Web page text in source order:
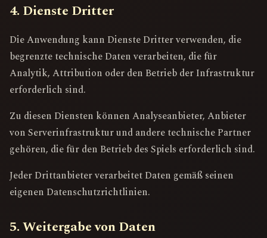
4. Dienste Dritter
Die Anwendung kann Dienste Dritter verwenden, die
begrenzte technische Daten verarbeiten, die für
Analytik, Attribution oder den Betrieb der Infrastruktur
erforderlich sind.
Zu diesen Diensten können Analyseanbieter, Anbieter
von Serverinfrastruktur und andere technische Partner
gehören, die für den Betrieb des Spiels erforderlich sind.
Jeder Drittanbieter verarbeitet Daten gemäß seinen
eigenen Datenschutzrichtlinien.
5. Weitergabe von Daten